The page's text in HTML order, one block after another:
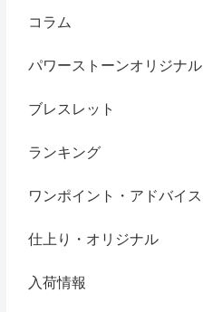
コラム
パワーストーンオリジナル
ブレスレット
ランキング
ワンポイント・アドバイス
仕上り・オリジナル
入荷情報